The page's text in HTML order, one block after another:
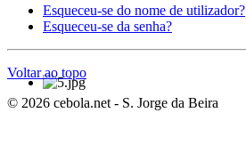
Esqueceu-se do nome de utilizador?
Esqueceu-se da senha?
Voltar ao topo
© 2026 cebola.net - S. Jorge da Beira